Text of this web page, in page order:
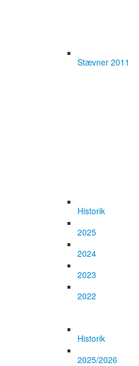
Stævner 2011
Historik
2025
2024
2023
2022
Historik
2025/2026